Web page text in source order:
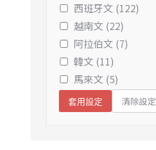
西班牙文 (122)
越南文 (22)
阿拉伯文 (7)
韓文 (11)
馬來文 (5)
套用設定 清除設定